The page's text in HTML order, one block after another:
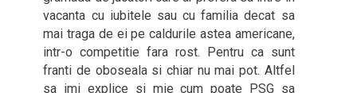
vacanta cu iubitele sau cu familia decat sa
mai traga de ei pe caldurile astea americane,
intr-o competitie fara rost. Pentru ca sunt
franti de oboseala si chiar nu mai pot. Altfel
sa imi explice si mie cum poate PSG sa